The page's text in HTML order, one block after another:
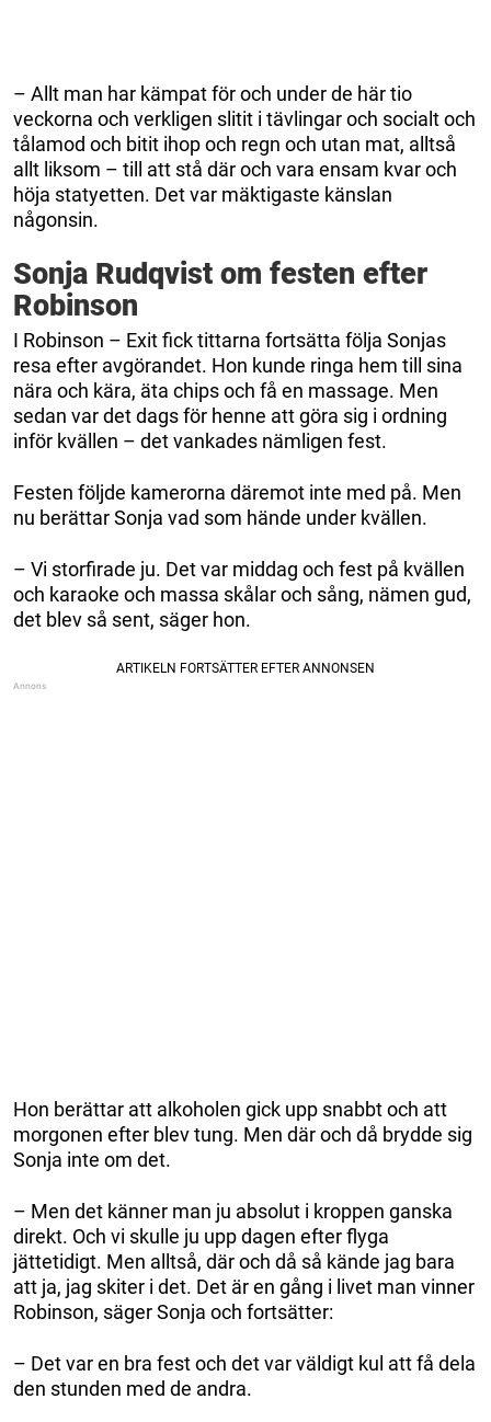
– Allt man har kämpat för och under de här tio
veckorna och verkligen slitit i tävlingar och socialt och
tålamod och bitit ihop och regn och utan mat, alltså
allt liksom – till att stå där och vara ensam kvar och
höja statyetten. Det var mäktigaste känslan
någonsin.
Sonja Rudqvist om festen efter
Robinson
I Robinson – Exit fick tittarna fortsätta följa Sonjas
resa efter avgörandet. Hon kunde ringa hem till sina
nära och kära, äta chips och få en massage. Men
sedan var det dags för henne att göra sig i ordning
inför kvällen – det vankades nämligen fest.
Festen följde kamerorna däremot inte med på. Men
nu berättar Sonja vad som hände under kvällen.
– Vi storfirade ju. Det var middag och fest på kvällen
och karaoke och massa skålar och sång, nämen gud,
det blev så sent, säger hon.
Hon berättar att alkoholen gick upp snabbt och att
morgonen efter blev tung. Men där och då brydde sig
Sonja inte om det.
– Men det känner man ju absolut i kroppen ganska
direkt. Och vi skulle ju upp dagen efter flyga
jättetidigt. Men alltså, där och då så kände jag bara
att ja, jag skiter i det. Det är en gång i livet man vinner
Robinson, säger Sonja och fortsätter:
– Det var en bra fest och det var väldigt kul att få dela
den stunden med de andra.